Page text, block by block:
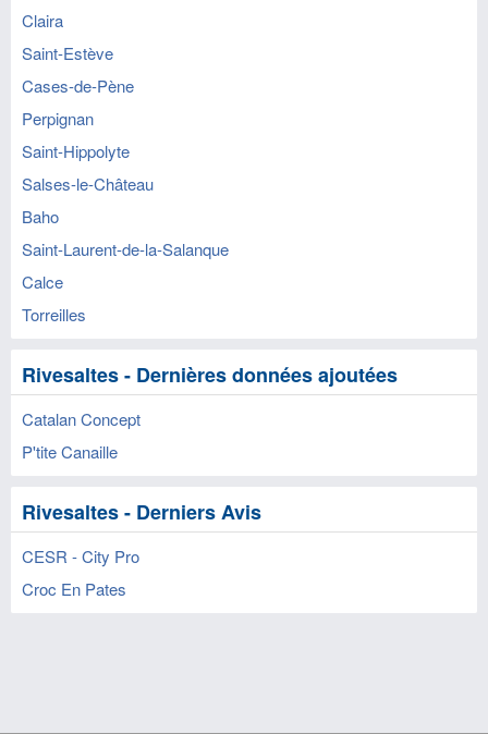
Claira
Saint-Estève
Cases-de-Pène
Perpignan
Saint-Hippolyte
Salses-le-Château
Baho
Saint-Laurent-de-la-Salanque
Calce
Torreilles
Rivesaltes - Dernières données ajoutées
Catalan Concept
P'tite Canaille
Rivesaltes - Derniers Avis
CESR - City Pro
Croc En Pates